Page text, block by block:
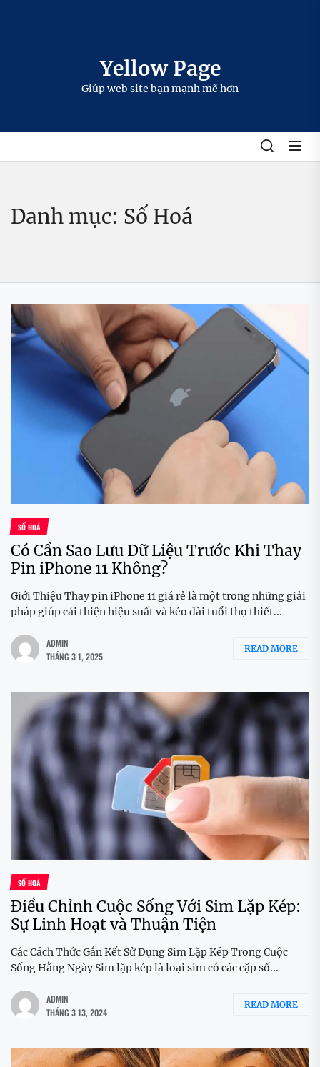
Yellow Page
Giúp web site bạn mạnh mẽ hơn
Danh mục: Số Hoá
SỐ HOÁ
Có Cần Sao Lưu Dữ Liệu Trước Khi Thay
Pin iPhone 11 Không?
Giới Thiệu Thay pin iPhone 11 giá rẻ là một trong những giải
pháp giúp cải thiện hiệu suất và kéo dài tuổi thọ thiết...
ADMIN
THÁNG 3 1, 2025
READ MORE
SỐ HOÁ
Điều Chỉnh Cuộc Sống Với Sim Lặp Kép:
Sự Linh Hoạt và Thuận Tiện
Các Cách Thức Gắn Kết Sử Dụng Sim Lặp Kép Trong Cuộc
Sống Hằng Ngày Sim lặp kép là loại sim có các cặp số...
ADMIN
THÁNG 3 13, 2024
READ MORE